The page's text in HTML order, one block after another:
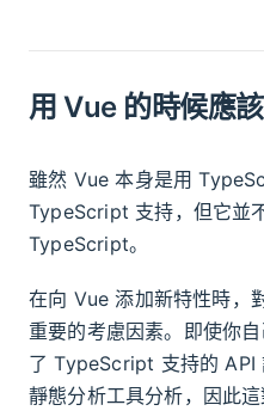
用 Vue 的時候應
雖然 Vue 本身是用
TypeScript 支持，但它並
TypeScript。
在向 Vue 添加新特性時，
重要的考慮因素。即使你
了 TypeScript 支持的 API
靜態分析工具分析，因此